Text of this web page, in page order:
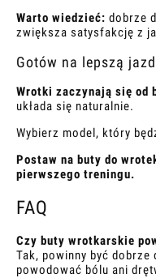
Warto wiedzieć: dobrze
zwiększa satysfakcję z
Gotów na lepszą
Wrotki zaczynają się od
układa się naturalnie.
Wybierz model, który
Postaw na buty do
pierwszego treningu.
FAQ
Czy buty wrotkarskie
Tak, powinny być dobrze
powodować bólu ani